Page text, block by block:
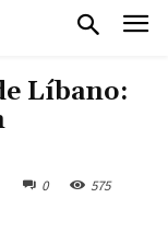
Líbano:
0 575